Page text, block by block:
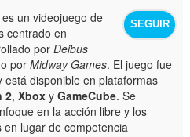
SEGUIR
es un videojuego de
centrado en
porDeibus
porMidway Games. El juego fue
está disponible en plataformas
2,Xbox yGameCube. Se
en la acción libre y los
lugar de competencia